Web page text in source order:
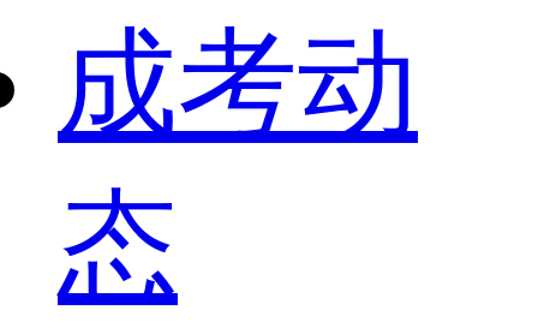
成考动
态